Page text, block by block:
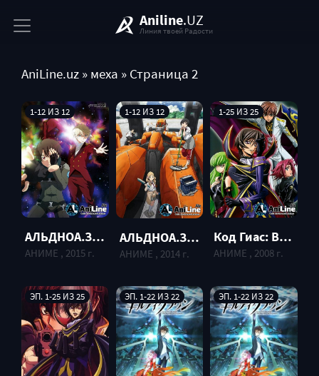
Aniline.UZ
Линия твоей Радости
AniLine.uz » меха » Страница 2
1-12 ИЗ 12
АЛЬДНОА.ЗЕРО ТВ-2 / ALDNOAH.ZERO TV-2
АНИМЕ , 2015 г.
1-12 ИЗ 12
АЛЬДНОА.ЗЕРО / ALDNOAH.ZERO
АНИМЕ , 2014 г.
1-25 ИЗ 25
Код Гиас: Восставший Лелуш (ТВ-2) / Code Geass Hangyaku no Lelouch R2
АНИМЕ , 2008 г.
ЭП. 1-25 ИЗ 25 ЭП. 1-22 ИЗ 22 ЭП. 1-22 ИЗ 22